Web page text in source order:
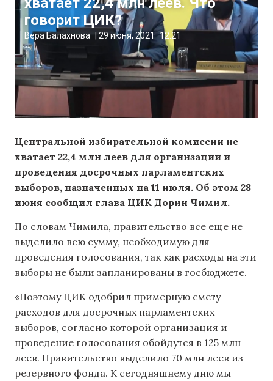
говорит ЦИК?
Вера Балахнова 29 июня, 2021 12:21
Центральной избирательной комиссии не
хватает 22,4 млн леев для организации и
проведения досрочных парламентских
выборов, назначенных на 11 июля. Об этом 28
июня сообщил глава ЦИК Дорин Чимил.
По словам Чимила, правительство все еще не
выделило всю сумму, необходимую для
проведения голосования, так как расходы на эти
выборы не были запланированы в госбюджете.
«Поэтому ЦИК одобрил примерную смету
расходов для досрочных парламентских
выборов, согласно которой организация и
проведение голосования обойдутся в 125 млн
леев. Правительство выделило 70 млн леев из
резервного фонда. К сегодняшнему дню мы